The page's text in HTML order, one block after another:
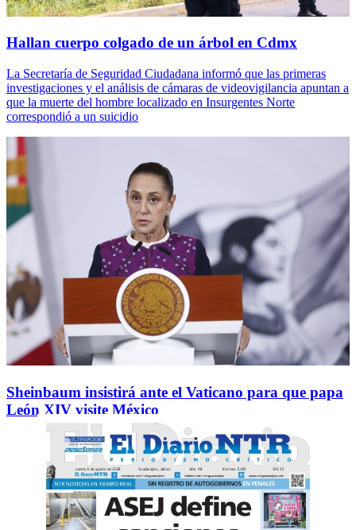
Hallan cuerpo colgado de un árbol en Cdmx
La Secretaría de Seguridad Ciudadana informó que las primeras
investigaciones y el análisis de cámaras de videovigilancia apuntan a
que la muerte del hombre localizado en Insurgentes Norte
correspondió a un suicidio
Sheinbaum insistirá ante el Vaticano para que papa
León XIV visite México